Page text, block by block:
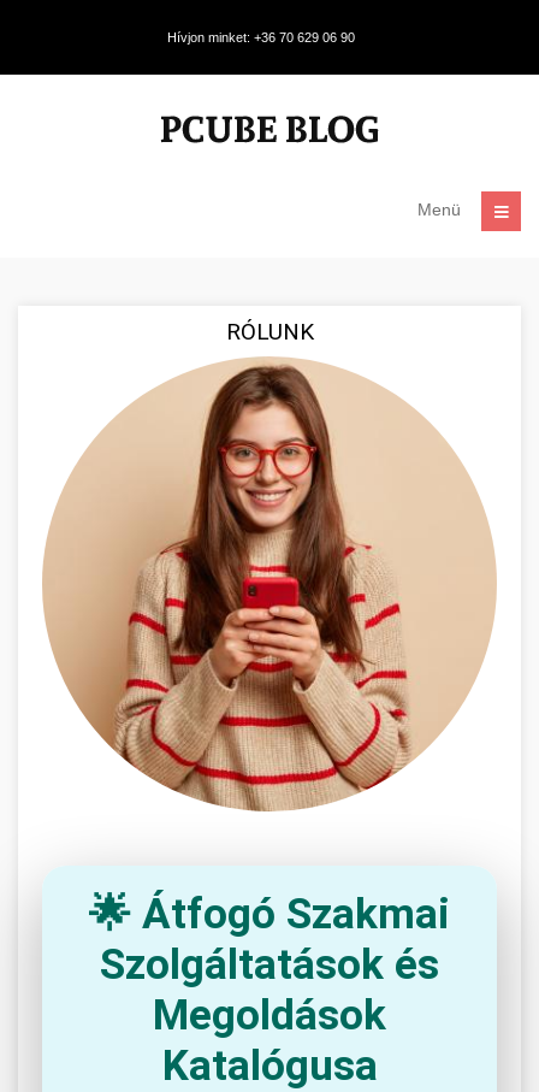
Hívjon minket: +36 70 629 06 90
Menü
RÓLUNK
🌟 Átfogó Szakmai
Szolgáltatások és
Megoldások
Katalógusa